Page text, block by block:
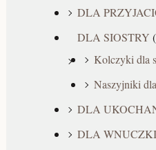
DLA
DLA SIOSTRY
Kolczyki dla
Naszyjniki
DLA
DLA WNUCZKI